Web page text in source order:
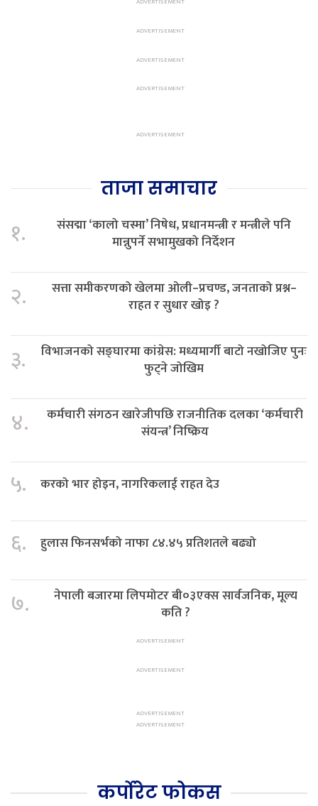
ताजा समाचार
१.
संसद्मा ‘कालो चस्मा’ निषेध, प्रधानमन्त्री र मन्त्रीले पनि
मान्नुपर्ने सभामुखको निर्देशन
२.
सत्ता समीकरणको खेलमा ओली–प्रचण्ड, जनताको प्रश्न–
राहत र सुधार खोइ ?
३.
विभाजनको सङ्घारमा कांग्रेस: मध्यमार्गी बाटो नखोजिए पुनः
फुट्ने जोखिम
४.
कर्मचारी संगठन खारेजीपछि राजनीतिक दलका ‘कर्मचारी
संयन्त्र’ निष्क्रिय
५. करको भार होइन, नागरिकलाई राहत देउ
६. हुलास फिनसर्भको नाफा ८४.४५ प्रतिशतले बढ्यो
७.
नेपाली बजारमा लिपमोटर बी०३एक्स सार्वजनिक, मूल्य
कति ?
कर्पोरेट फोकस